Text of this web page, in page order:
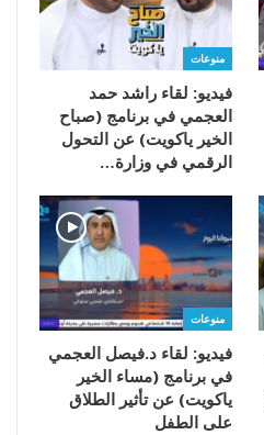
منوعات
فيديو: لقاء راشد حمد
العجمي في برنامج (صباح
الخير ياكويت) عن التحول
الرقمي في وزارة…
منوعات
فيديو: لقاء د.فيصل العجمي
في برنامج (مساء الخير
ياكويت) عن تأثير الطلاق
على الطفل